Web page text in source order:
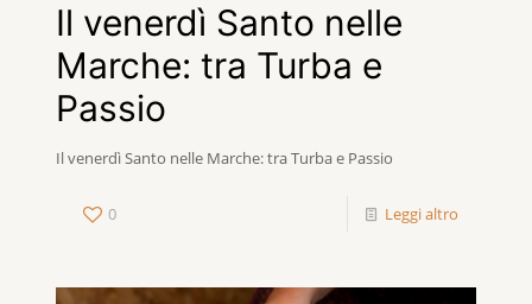
Il venerdì Santo nelle
Marche: tra Turba e
Passio
Il venerdì Santo nelle Marche: tra Turba e Passio
0 Leggi altro